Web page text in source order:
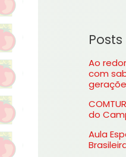
u
s
a
r
o
Ao
com
do
Aula